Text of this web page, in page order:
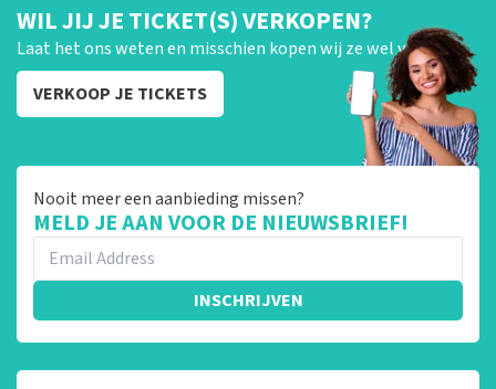
WIL JIJ JE TICKET(S) VERKOPEN?
Laat het ons weten en misschien kopen wij ze wel van je!
VERKOOP JE TICKETS
Nooit meer een aanbieding missen?
MELD JE AAN VOOR DE NIEUWSBRIEF!
INSCHRIJVEN